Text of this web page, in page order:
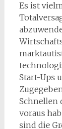
Es ist
Start-Ups
Schnellen
voraus
sind die